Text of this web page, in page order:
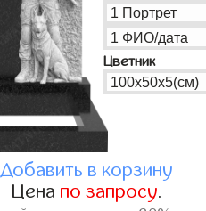
Цветник
Добавить в корзину
Цена по запросу.